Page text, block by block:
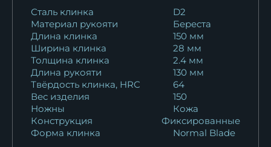
Нож охотничий Кардинал 2
Х12МФ береста
10 922
Нож Кардинал D2 береста
11 138₽
Нож Кардинал ELMAX
береста
20 796
Сталь клинка
D2
Материал рукояти
Береста
Длина клинка
150 мм
Ширина клинка
28 мм
Толщина клинка
2.4 мм
Длина рукояти
130 мм
Твёрдость клинка, HRC
64
Вес изделия
150
Ножны
Кожа
Конструкция
Фиксированные
Форма клинка
Normal Blade